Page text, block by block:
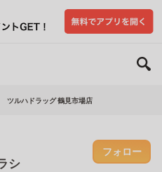
ツルハドラッグ 鶴見市場店
シ
フォロー